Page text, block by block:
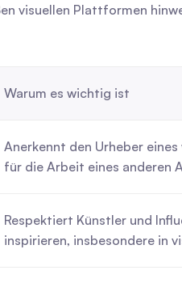
visuellen Plattformen
Warum es wichtig ist
Anerkennt den Urheber
für die Arbeit eines anderen
Respektiert Künstler und
inspirieren, insbesondere in